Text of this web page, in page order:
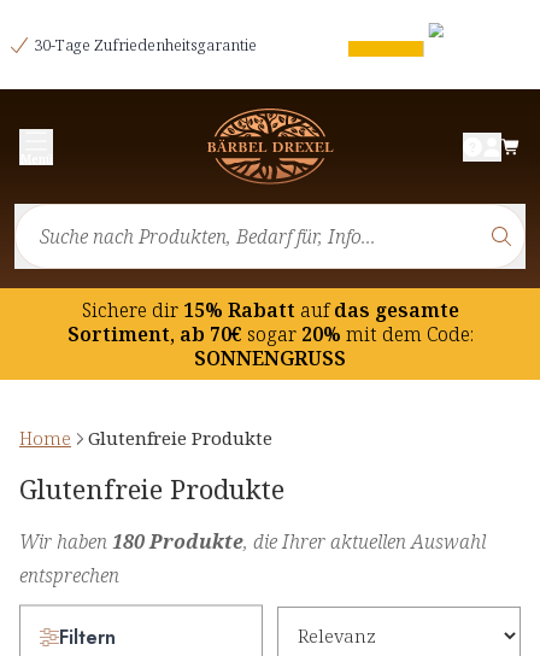
30-Tage Zufriedenheitsgarantie
Sichere dir15% Rabatt aufdas gesamte
Sortiment, ab 70€ sogar20% mit dem Code:
SONNENGRUSS
Home Glutenfreie Produkte
Glutenfreie Produkte
Wir haben180 Produkte, die Ihrer aktuellen Auswahl
entsprechen
Filtern